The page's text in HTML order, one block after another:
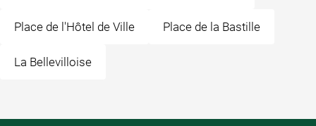
Place de l'Hôtel de Ville Place de la Bastille
La Bellevilloise